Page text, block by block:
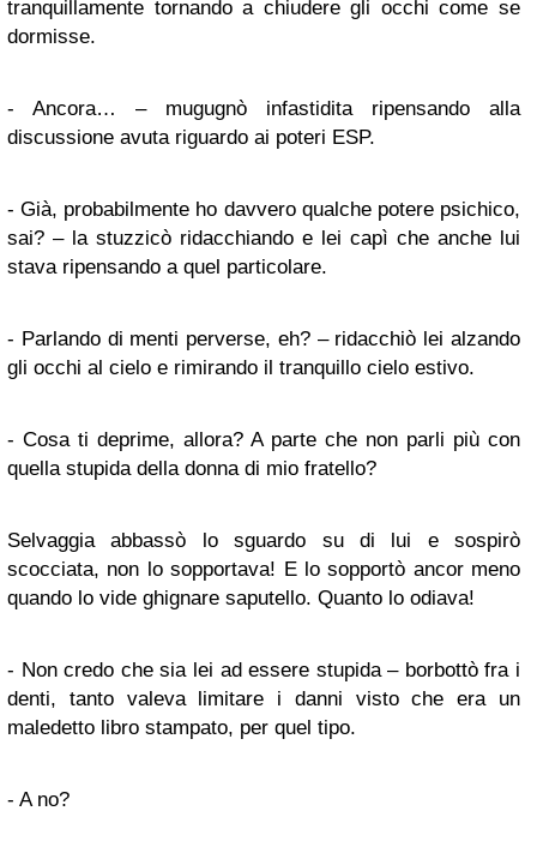
tranquillamente tornando a chiudere gli occhi come se
dormisse.
- Ancora… – mugugnò infastidita ripensando alla
discussione avuta riguardo ai poteri ESP.
- Già, probabilmente ho davvero qualche potere psichico,
sai? – la stuzzicò ridacchiando e lei capì che anche lui
stava ripensando a quel particolare.
- Parlando di menti perverse, eh? – ridacchiò lei alzando
gli occhi al cielo e rimirando il tranquillo cielo estivo.
- Cosa ti deprime, allora? A parte che non parli più con
quella stupida della donna di mio fratello?
Selvaggia abbassò lo sguardo su di lui e sospirò
scocciata, non lo sopportava! E lo sopportò ancor meno
quando lo vide ghignare saputello. Quanto lo odiava!
- Non credo che sia lei ad essere stupida – borbottò fra i
denti, tanto valeva limitare i danni visto che era un
maledetto libro stampato, per quel tipo.
- A no?